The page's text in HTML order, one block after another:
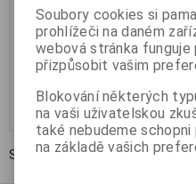
USB-C, RGB
Termín dodání (dny):3
677 Kč
Koupit
Strana 1z1Celkem1
Soubory cookies si
prohlížeči na daném
webová stránka funguje
přizpůsobit vašim
Blokování některých
na vaši uživatelskou
také nebudeme
na základě vašich